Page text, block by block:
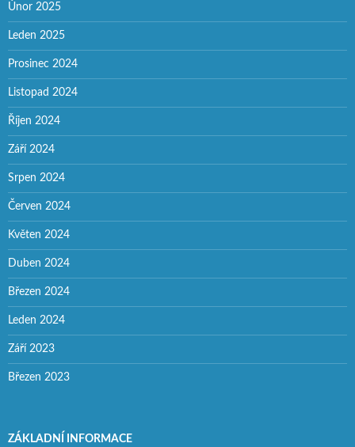
Únor 2025
Leden 2025
Prosinec 2024
Listopad 2024
Říjen 2024
Září 2024
Srpen 2024
Červen 2024
Květen 2024
Duben 2024
Březen 2024
Leden 2024
Září 2023
Březen 2023
ZÁKLADNÍ INFORMACE